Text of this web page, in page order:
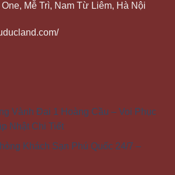
Mễ Trì, Nam Từ Liêm, Hà Nội
Vành Đai 1 Hoàng Cầu – Voi Phục
Nhật Chi Tiết
Khách Sạn Phú Quốc 24/7 –